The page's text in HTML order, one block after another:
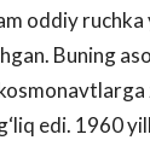
oddiy
Buning
edi. 1960